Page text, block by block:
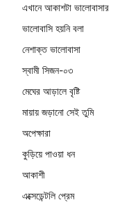
এখানে আকাশটা ভালোবাসার
ভালোবাসি হয়নি বলা
নেশাক্ত ভালোবাসা
স্বামী সিজন-০৩
মেঘের আড়ালে বৃষ্টি
মায়ায় জড়ানো সেই তুমি
অপেক্ষারা
কুড়িয়ে পাওয়া ধন
আকাশী
এক্সেডেন্টলি প্রেম